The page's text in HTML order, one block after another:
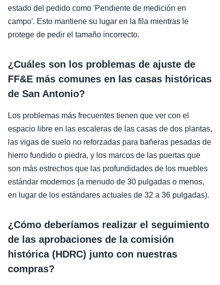
estado del pedido como 'Pendiente de medición en
campo'. Esto mantiene su lugar en la fila mientras le
protege de pedir el tamaño incorrecto.
¿Cuáles son los problemas de ajuste de
FF&E más comunes en las casas históricas
de San Antonio?
Los problemas más frecuentes tienen que ver con el
espacio libre en las escaleras de las casas de dos plantas,
las vigas de suelo no reforzadas para bañeras pesadas de
hierro fundido o piedra, y los marcos de las puertas que
son más estrechos que las profundidades de los muebles
estándar modernos (a menudo de 30 pulgadas o menos,
en lugar de los estándares actuales de 32 a 36 pulgadas).
¿Cómo deberíamos realizar el seguimiento
de las aprobaciones de la comisión
histórica (HDRC) junto con nuestras
compras?